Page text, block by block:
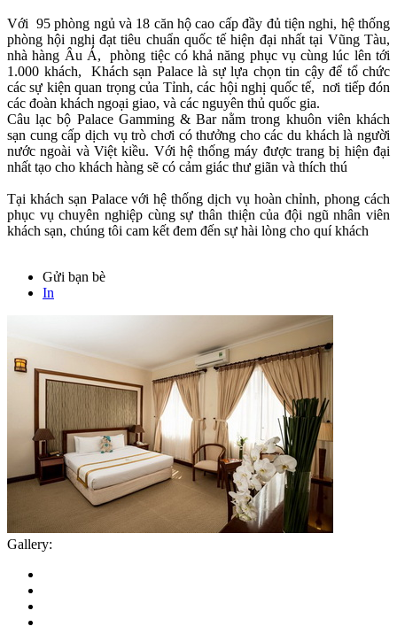
Với 95 phòng ngủ và 18 căn hộ cao cấp đầy đủ tiện nghi, hệ thống
phòng hội nghị đạt tiêu chuẩn quốc tế hiện đại nhất tại Vũng Tàu,
nhà hàng Âu Á, phòng tiệc có khả năng phục vụ cùng lúc lên tới
1.000 khách, Khách sạn Palace là sự lựa chọn tin cậy để tổ chức
các sự kiện quan trọng của Tỉnh, các hội nghị quốc tế, nơi tiếp đón
các đoàn khách ngoại giao, và các nguyên thủ quốc gia.
Câu lạc bộ Palace Gamming & Bar nằm trong khuôn viên khách
sạn cung cấp dịch vụ trò chơi có thưởng cho các du khách là người
nước ngoài và Việt kiều. Với hệ thống máy được trang bị hiện đại
nhất tạo cho khách hàng sẽ có cảm giác thư giãn và thích thú
Tại khách sạn Palace với hệ thống dịch vụ hoàn chỉnh, phong cách
phục vụ chuyên nghiệp cùng sự thân thiện của đội ngũ nhân viên
khách sạn, chúng tôi cam kết đem đến sự hài lòng cho quí khách
Gửi bạn bè
In
Gallery: